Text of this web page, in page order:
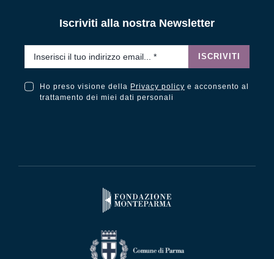
Iscriviti alla nostra Newsletter
ISCRIVITI
Ho preso visione della Privacy policy e acconsento al
trattamento dei miei dati personali